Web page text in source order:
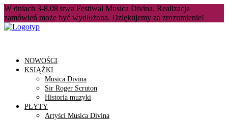
W dniach 3-8.08 trwa Festiwal Musica Divina. Realizacja
zamówień może być wydłużona. Dziękujemy za zrozumienie!
NOWOŚCI
KSIĄŻKI
Musica Divina
Sir Roger Scruton
Historia muzyki
PŁYTY
Artyści Musica Divina